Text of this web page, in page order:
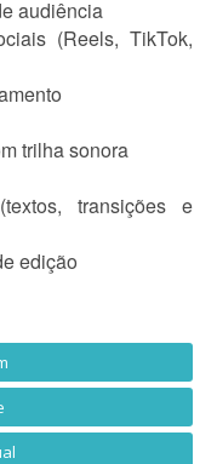
audiência
(Reels, TikTok,
trilha sonora
transições e
edição